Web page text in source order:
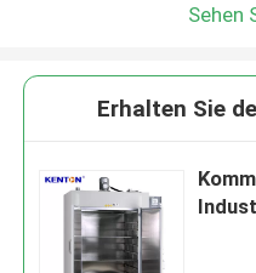
Sehen
Erhalten Sie